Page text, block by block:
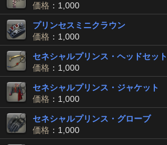
価格 ：1,000
プリンセスミニクラウン
価格 ：1,000
セネシャルプリンス・ヘッドセット
価格 ：1,000
セネシャルプリンス・ジャケット
価格 ：1,000
セネシャルプリンス・グローブ
価格 ：1,000